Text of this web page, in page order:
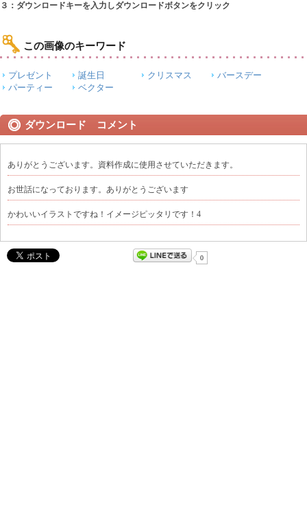
３：ダウンロードキーを入力しダウンロードボタンをクリック
この画像のキーワード
プレゼント 誕生日 クリスマス
バースデー
パーティー
ベクター
ダウンロード コメント
ありがとうございます。資料作成に使用させていただきます。
お世話になっております。ありがとうございます
かわいいイラストですね！イメージピッタリです！4
0